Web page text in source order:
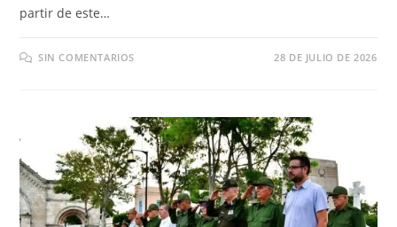
partir de este…
SIN COMENTARIOS 28 DE JULIO DE 2026